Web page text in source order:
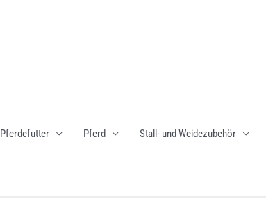
Pferdefutter Pferd Stall- und Weidezubehör